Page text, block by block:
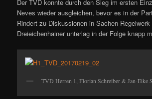
Der TVD konnte durch den Sieg im ersten
Neves wieder ausgleichen, bevor es in der
Rindert zu Diskussionen in Sachen
Dreieichenhainer unterlag in der Folge knapp
TVD Herren 1, Florian Schreiber & Jan-Eike